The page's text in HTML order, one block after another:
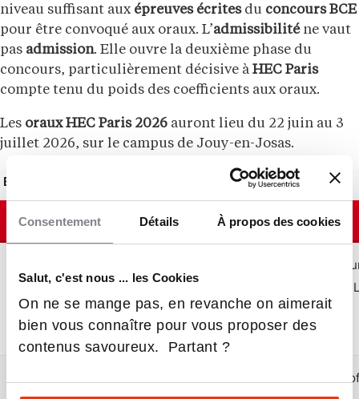
Consentement Détails À propos des cookies
Salut, c'est nous ... les Cookies
On ne se mange pas, en revanche on aimerait
bien vous connaître pour vous proposer des
contenus savoureux. Partant ?
niveau suffisant aux épreuves écritesdu concours BCE
pour être convoqué aux oraux. L’admissibiliténe vaut
pas admission. Elle ouvre la deuxième phase du
concours, particulièrement décisive à HEC Paris
compte tenu du poids des coefficients aux oraux.
Les oraux HEC Paris 2026 auront lieu du 22 juin au 3
juillet 2026, sur le campus de Jouy-en-Josas.
Épreuves orales HEC Paris 2026 selon la filière et l’option
Catégorie d’épreuves Épreuves
à toutes les filières
Culture et sciences
Épreuve d’entretien
Langue vivante A
Langue vivante B
Mathématiques